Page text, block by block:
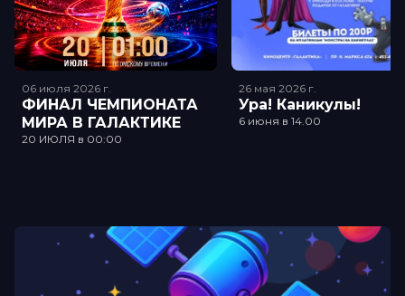
06 июля 2026 г.
ФИНАЛ ЧЕМПИОНАТА
МИРА В ГАЛАКТИКЕ
20 ИЮЛЯ в 00:00
26 мая 2026 г.
Ура! Каникулы!
6 июня в 14.00